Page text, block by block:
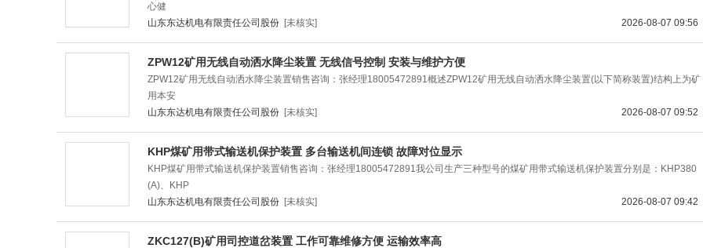
心健
2026-08-07 09:56
山东东达机电有限责任公司股份 [未核实]
ZPW12矿用无线自动洒水降尘装置 无线信号控制 安装与维护方便
ZPW12矿用无线自动洒水降尘装置销售咨询：张经理18005472891概述ZPW12矿用无线自动洒水降尘装置(以下简称装置)结构上为矿
用本安
2026-08-07 09:52
山东东达机电有限责任公司股份 [未核实]
KHP煤矿用带式输送机保护装置 多台输送机间连锁 故障对位显示
KHP煤矿用带式输送机保护装置销售咨询：张经理18005472891我公司生产三种型号的煤矿用带式输送机保护装置分别是：KHP380
(A)、KHP
2026-08-07 09:42
山东东达机电有限责任公司股份 [未核实]
ZKC127(B)矿用司控道岔装置 工作可靠维修方便 运输效率高